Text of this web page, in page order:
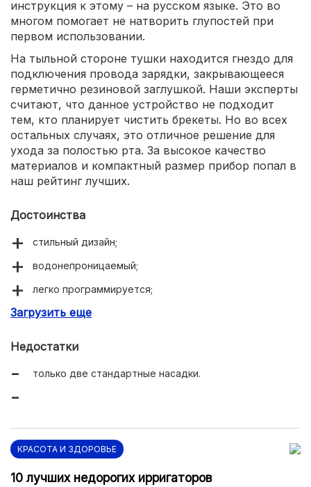
инструкция к этому – на русском языке. Это во
многом помогает не натворить глупостей при
первом использовании.
На тыльной стороне тушки находится гнездо для
подключения провода зарядки, закрывающееся
герметично резиновой заглушкой. Наши эксперты
считают, что данное устройство не подходит
тем, кто планирует чистить брекеты. Но во всех
остальных случаях, это отличное решение для
ухода за полостью рта. За высокое качество
материалов и компактный размер прибор попал в
наш рейтинг лучших.
Достоинства
стильный дизайн;
водонепроницаемый;
легко программируется;
русскоязычная инструкция.
Загрузить еще
Недостатки
только две стандартные насадки.
КРАСОТА И ЗДОРОВЬЕ
10 лучших недорогих ирригаторов